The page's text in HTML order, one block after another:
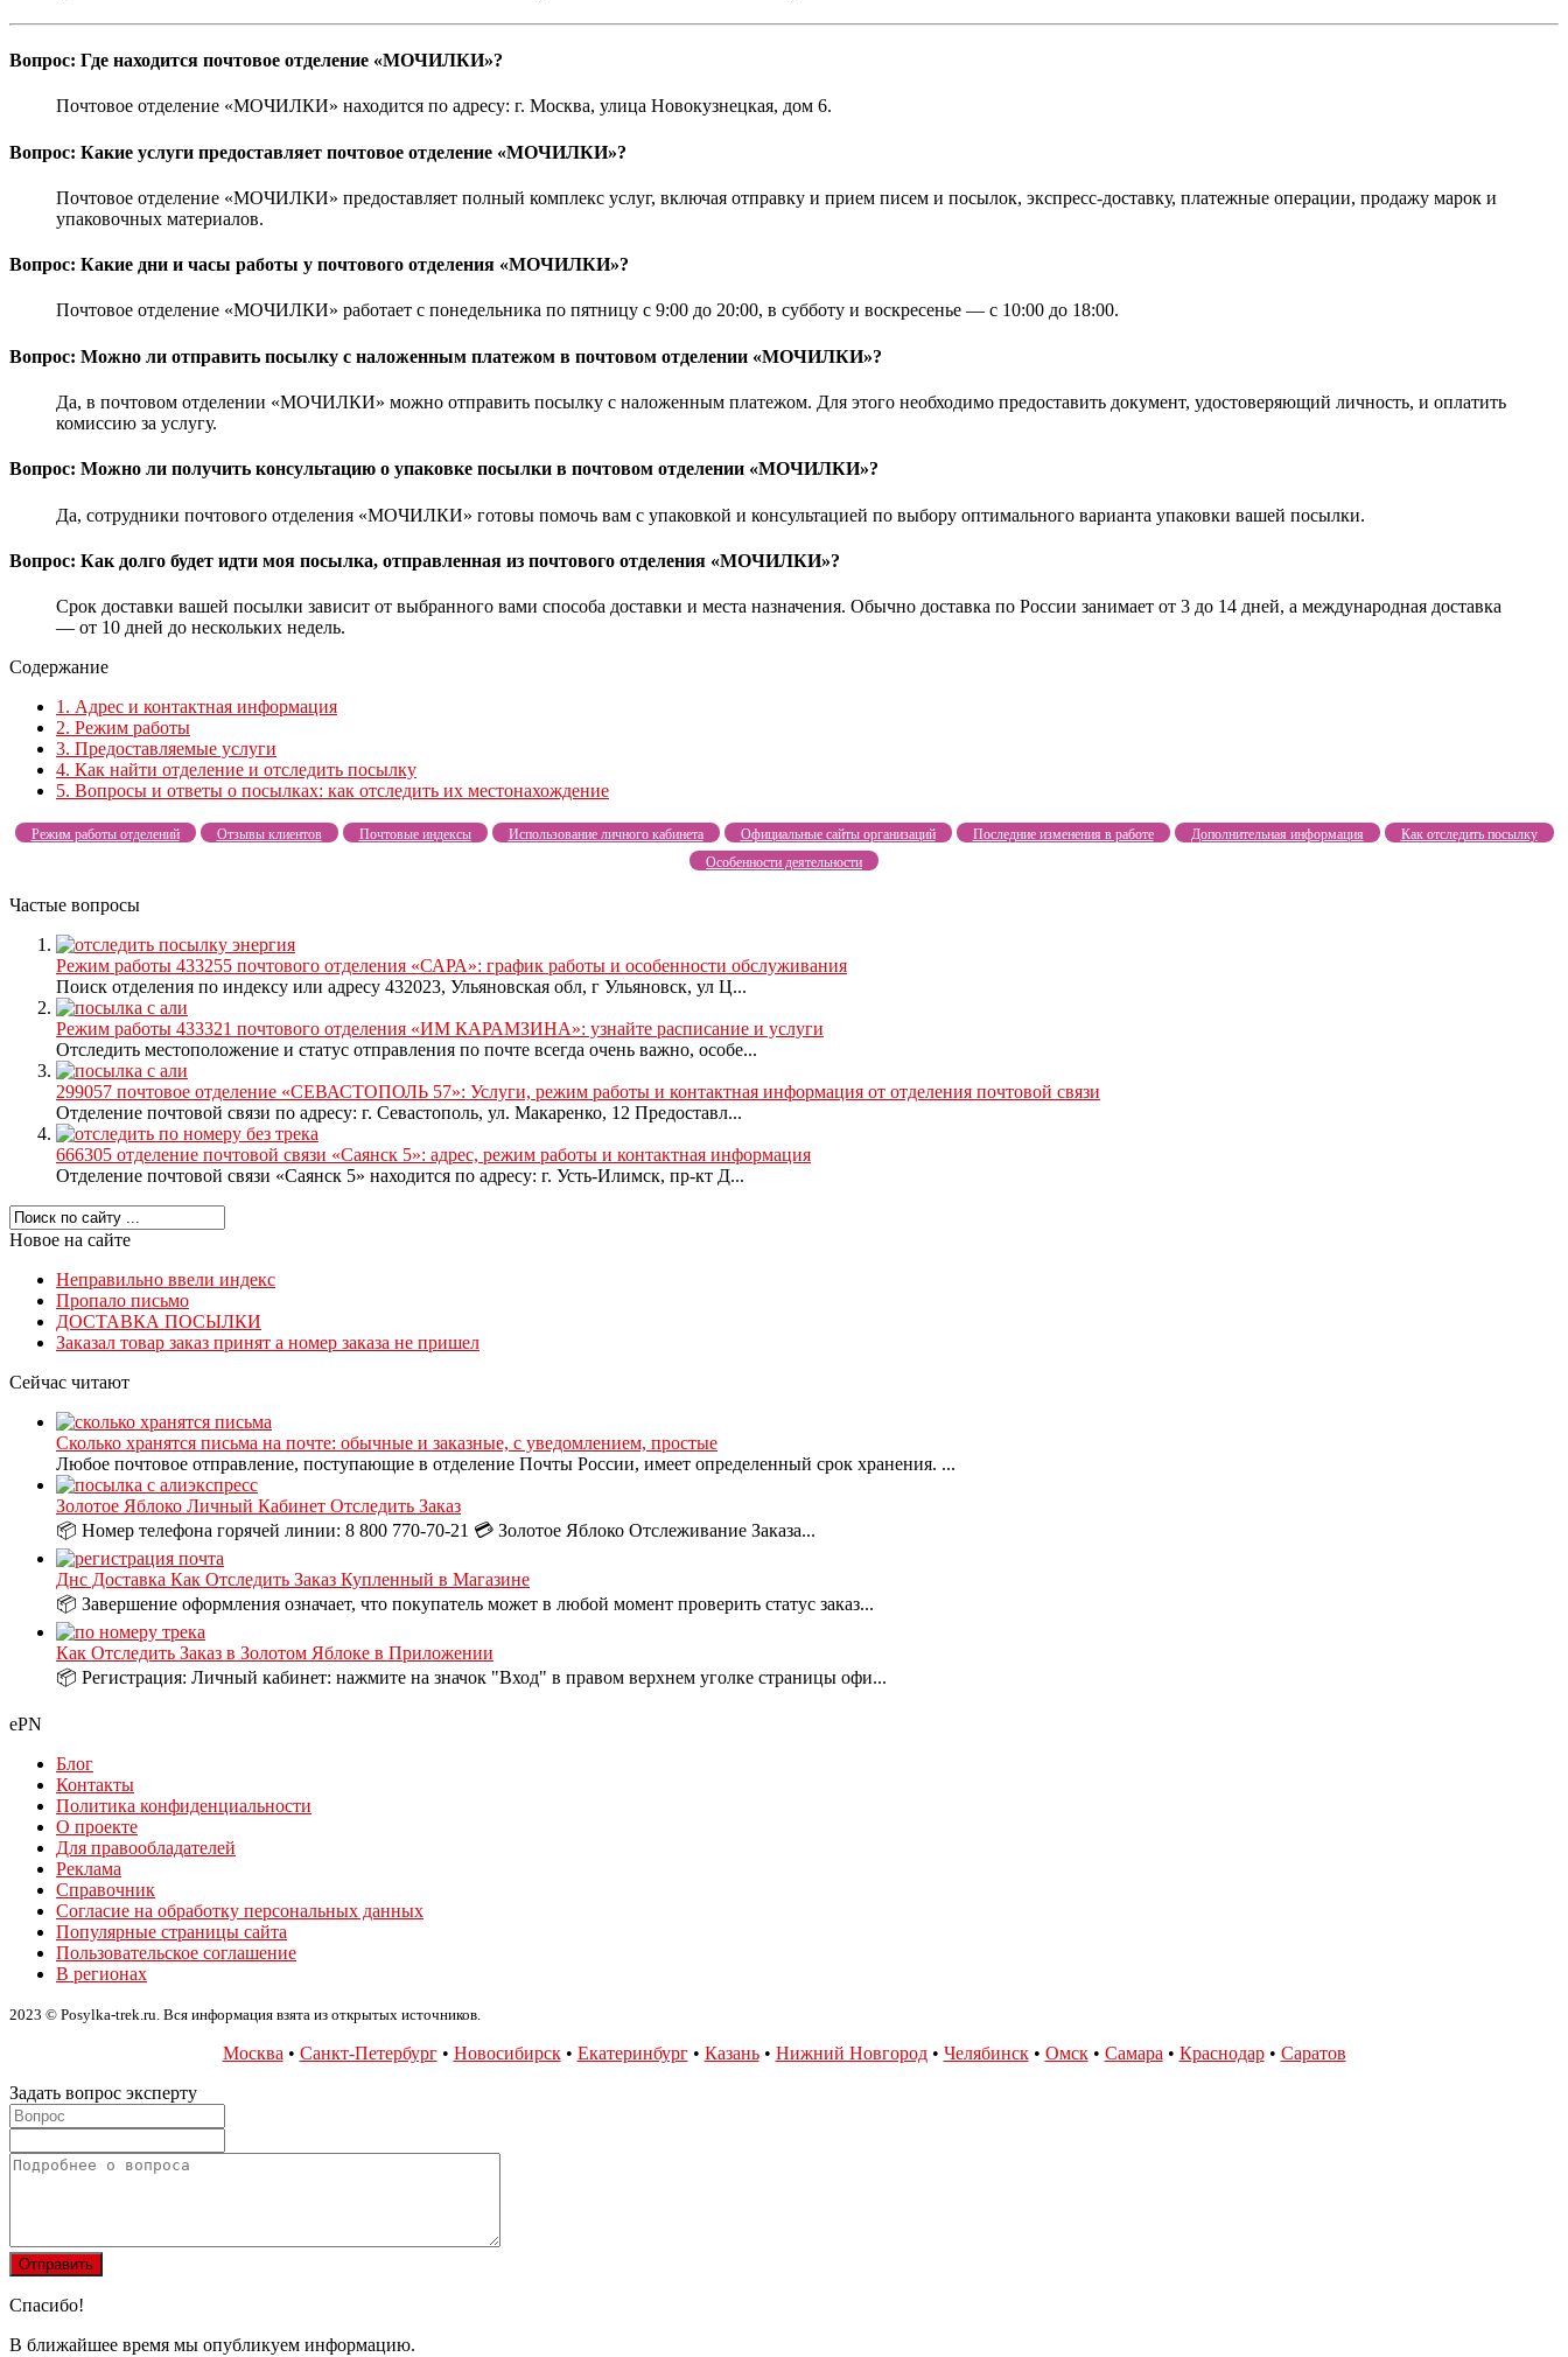
Вопрос: Где находится почтовое отделение «МОЧИЛКИ»?
Почтовое отделение «МОЧИЛКИ» находится по адресу: г. Москва, улица Новокузнецкая, дом 6.
Вопрос: Какие услуги предоставляет почтовое отделение «МОЧИЛКИ»?
Почтовое отделение «МОЧИЛКИ» предоставляет полный комплекс услуг, включая отправку и прием писем и посылок, экспресс-доставку, платежные операции, продажу марок и
упаковочных материалов.
Вопрос: Какие дни и часы работы у почтового отделения «МОЧИЛКИ»?
Почтовое отделение «МОЧИЛКИ» работает с понедельника по пятницу с 9:00 до 20:00, в субботу и воскресенье — с 10:00 до 18:00.
Вопрос: Можно ли отправить посылку с наложенным платежом в почтовом отделении «МОЧИЛКИ»?
Да, в почтовом отделении «МОЧИЛКИ» можно отправить посылку с наложенным платежом. Для этого необходимо предоставить документ, удостоверяющий личность, и оплатить
комиссию за услугу.
Вопрос: Можно ли получить консультацию о упаковке посылки в почтовом отделении «МОЧИЛКИ»?
Да, сотрудники почтового отделения «МОЧИЛКИ» готовы помочь вам с упаковкой и консультацией по выбору оптимального варианта упаковки вашей посылки.
Вопрос: Как долго будет идти моя посылка, отправленная из почтового отделения «МОЧИЛКИ»?
Срок доставки вашей посылки зависит от выбранного вами способа доставки и места назначения. Обычно доставка по России занимает от 3 до 14 дней, а международная доставка
— от 10 дней до нескольких недель.
Содержание
1. Адрес и контактная информация
2. Режим работы
3. Предоставляемые услуги
4. Как найти отделение и отследить посылку
5. Вопросы и ответы о посылках: как отследить их местонахождение
Режим работы отделений Отзывы клиентов Почтовые индексы Использование личного кабинета Официальные сайты организаций Последние изменения в работе Дополнительная информация
Как отследить посылку
Особенности деятельности
Частые вопросы
Режим работы 433255 почтового отделения «САРА»: график работы и особенности обслуживания
Поиск отделения по индексу или адресу 432023, Ульяновская обл, г Ульяновск, ул Ц...
Режим работы 433321 почтового отделения «ИМ КАРАМЗИНА»: узнайте расписание и услуги
Отследить местоположение и статус отправления по почте всегда очень важно, особе...
299057 почтовое отделение «СЕВАСТОПОЛЬ 57»: Услуги, режим работы и контактная информация от отделения почтовой связи
Отделение почтовой связи по адресу: г. Севастополь, ул. Макаренко, 12 Предоставл...
666305 отделение почтовой связи «Саянск 5»: адрес, режим работы и контактная информация
Отделение почтовой связи «Саянск 5» находится по адресу: г. Усть-Илимск, пр-кт Д...
Новое на сайте
Неправильно ввели индекс
Пропало письмо
ДОСТАВКА ПОСЫЛКИ
Заказал товар заказ принят а номер заказа не пришел
Сейчас читают
Сколько хранятся письма на почте: обычные и заказные, с уведомлением, простые
Любое почтовое отправление, поступающие в отделение Почты России, имеет определенный срок хранения. ...
Золотое Яблоко Личный Кабинет Отследить Заказ
📦 Номер телефона горячей линии: 8 800 770-70-21 💳 Золотое Яблоко Отслеживание Заказа...
Днс Доставка Как Отследить Заказ Купленный в Магазине
📦 Завершение оформления означает, что покупатель может в любой момент проверить статус заказ...
Как Отследить Заказ в Золотом Яблоке в Приложении
📦 Регистрация: Личный кабинет: нажмите на значок "Вход" в правом верхнем уголке страницы офи...
ePN
Блог
Контакты
Политика конфиденциальности
О проекте
Для правообладателей
Реклама
Справочник
Согласие на обработку персональных данных
Популярные страницы сайта
Пользовательское соглашение
В регионах
2023 © Posylka-trek.ru. Вся информация взята из открытых источников.
Москва • Санкт-Петербург• Новосибирск• Екатеринбург• Казань• Нижний Новгород• Челябинск• Омск• Самара • Краснодар• Саратов
Задать вопрос эксперту
Спасибо!
В ближайшее время мы опубликуем информацию.